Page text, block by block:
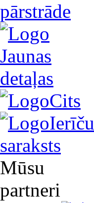
pārstrāde
Jaunas
detaļas
Cits
Ierīču
saraksts
Mūsu
partneri